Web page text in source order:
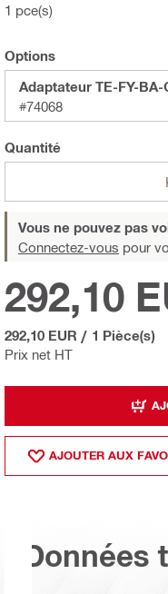
1 pce(s)
Options
Adaptateur TE-FY-BA-
#74068
Quantité
Vous ne pouvez pas
Connectez-vous pour
Prix net HT
292,10
292,10 EUR / 1 Pièce(s)
AJOUTER AUX
Données